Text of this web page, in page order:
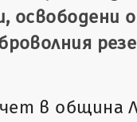
освободени
в община